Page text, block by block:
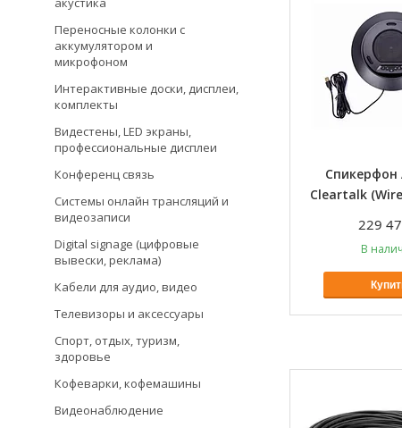
Спикерфон
Cleartalk
229
В
Переносные колонки с
аккумулятором и
микрофоном
Интерактивные доски, дисплеи,
комплекты
Видестены, LED экраны,
профессиональные дисплеи
Конференц связь
Системы онлайн трансляций и
видеозаписи
Digital signage (цифровые
вывески, реклама)
Кабели для аудио, видео
Телевизоры и аксессуары
Спорт, отдых, туризм,
здоровье
Кофеварки, кофемашины
Видеонаблюдение